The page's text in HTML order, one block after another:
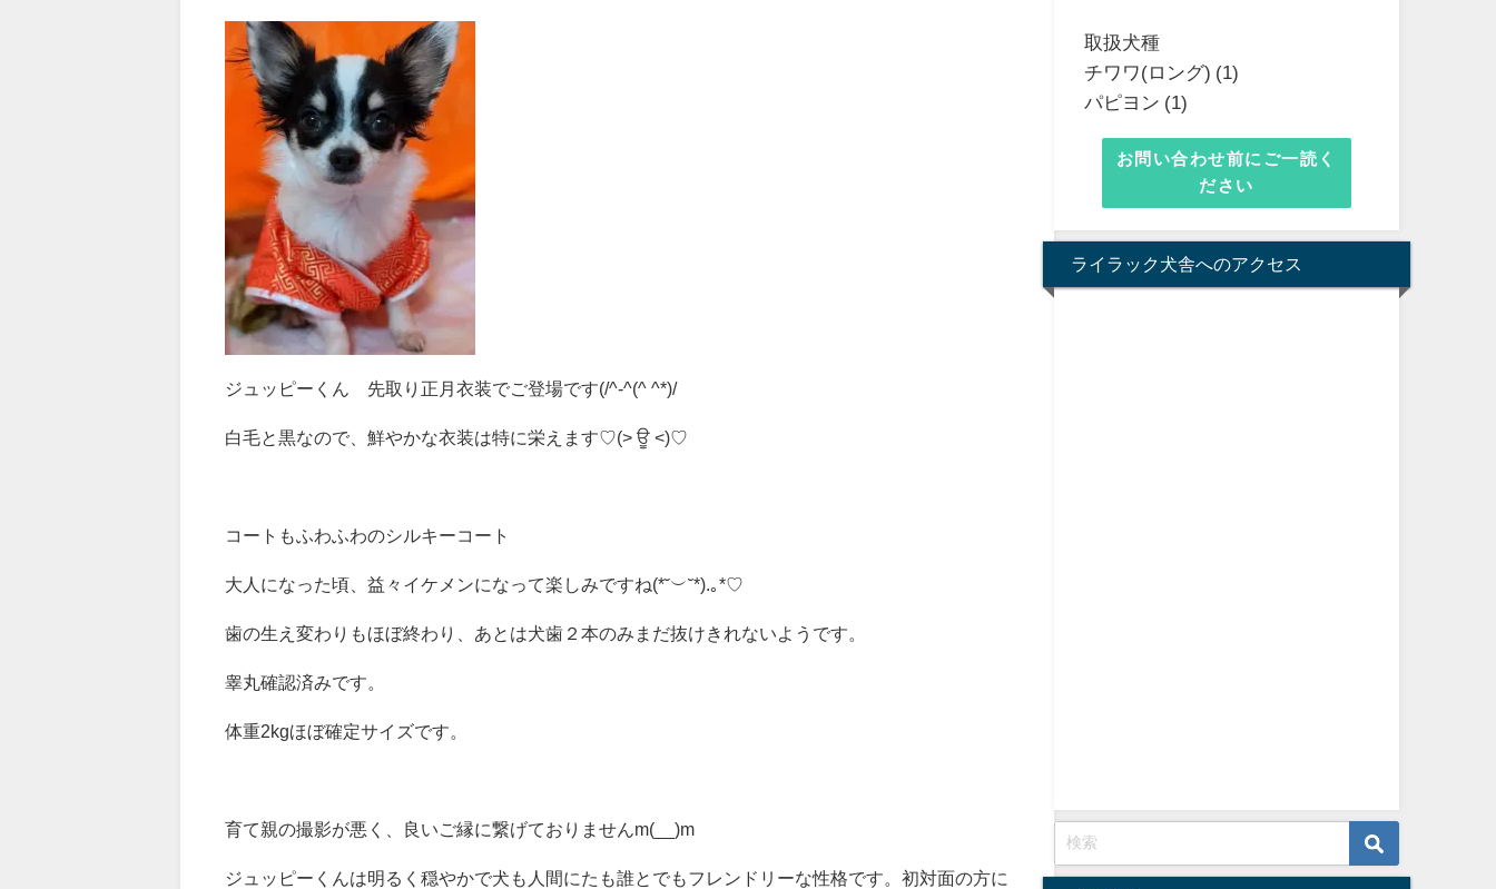
ジュッピーくん 先取り正月衣装でご登場です(/^-^(^ ^*)/
白毛と黒なので、鮮やかな衣装は特に栄えます♡(> ਊ <)♡
コートもふわふわのシルキーコート
大人になった頃、益々イケメンになって楽しみですね(*˘︶˘*).｡*♡
歯の生え変わりもほぼ終わり、あとは犬歯２本のみまだ抜けきれないようです。
睾丸確認済みです。
体重2kgほぼ確定サイズです。
育て親の撮影が悪く、良いご縁に繋げておりませんm(__)m
ジュッピーくんは明るく穏やかで犬も人間にたも誰とでもフレンドリーな性格です。初対面の方に
取扱犬種
チワワ(ロング) (1)
パピヨン (1)
お問い合わせ前にご一読く
ださい
ライラック犬舎へのアクセス